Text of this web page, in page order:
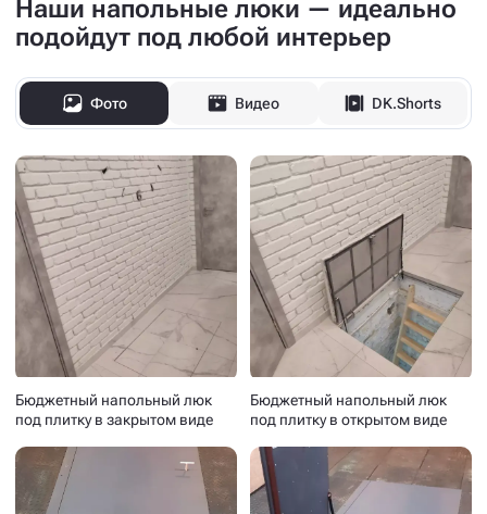
Наши напольные люки — идеально
подойдут под любой интерьер
Фото Видео DK.Shorts
Бюджетный напольный люк
под плитку в закрытом виде
Бюджетный напольный люк
под плитку в открытом виде